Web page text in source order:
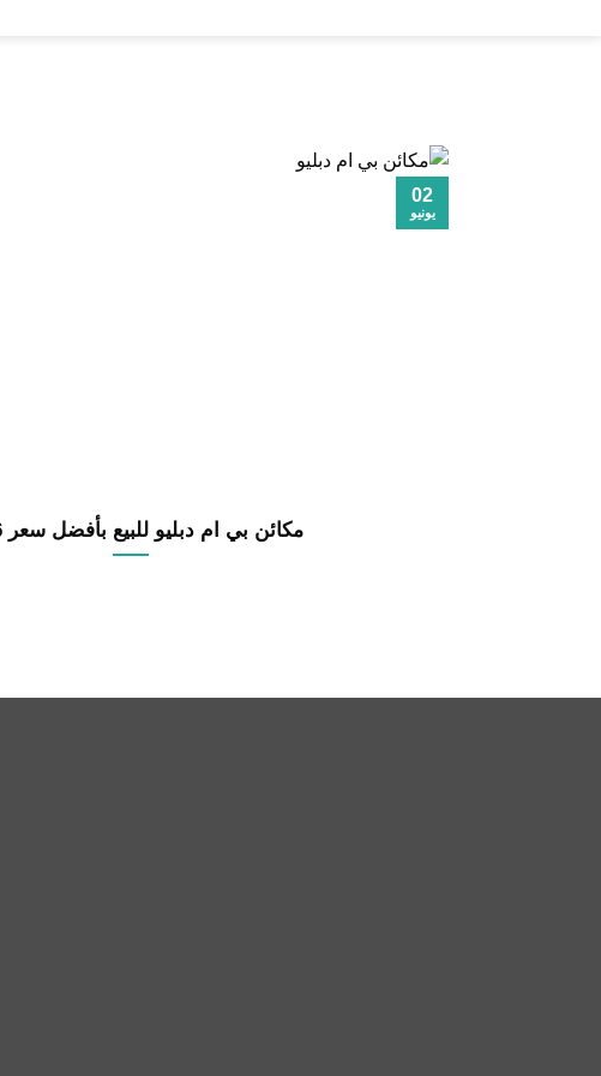
مكائن بي ام دبليو للبيع بأفضل سعر 2026
02
يونيو